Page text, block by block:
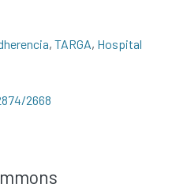
, TARGA, Hospital
2668